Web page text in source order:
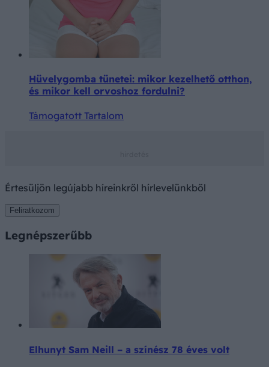
Hüvelygomba tünetei: mikor kezelhető otthon,
és mikor kell orvoshoz fordulni?
Támogatott Tartalom
Értesüljön legújabb híreinkről hírlevelünkből
Feliratkozom
Legnépszerűbb
Elhunyt Sam Neill – a színész 78 éves volt